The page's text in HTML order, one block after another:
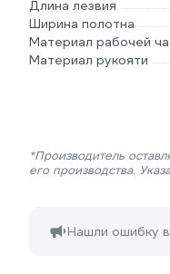
Длина лезвия
Ширина полотна
Материал рабочей
Материал рукояти
*Производитель
его производства.
Нашли ошибку в